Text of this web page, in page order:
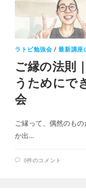
ラトビ勉強会 /最新講座
ご縁の法則
うためにで
会
ご縁って、偶然のも
か出…
0件のコメント